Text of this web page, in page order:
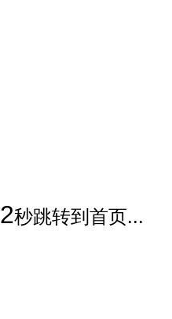
2秒跳转到首页...